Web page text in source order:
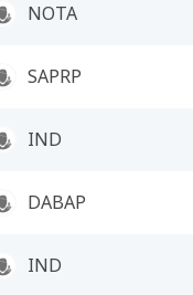
NOTA
SAPRP
IND
DABAP
IND